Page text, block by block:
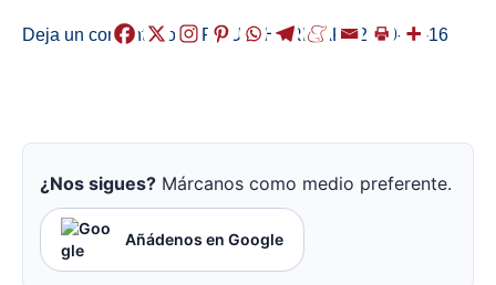
Deja un comentario /ERMUA, HERRIAK/2019-05-16
¿Nos sigues? Márcanos como medio preferente.
Añádenos en Google